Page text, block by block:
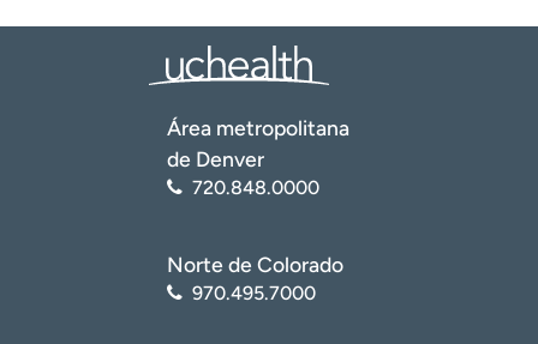
Área metropolitana
de Denver
720.848.0000
Norte de Colorado
970.495.7000